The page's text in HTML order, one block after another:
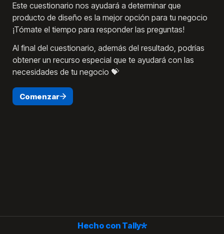
Este cuestionario nos ayudará a determinar que
producto de diseño es la mejor opción para tu negocio
¡Tómate el tiempo para responder las preguntas!
Al final del cuestionario, además del resultado, podrías
obtener un recurso especial que te ayudará con las
necesidades de tu negocio 💝
Comenzar
Hecho con Tally